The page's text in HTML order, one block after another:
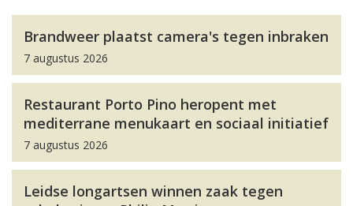
Brandweer plaatst camera's tegen inbraken
7 augustus 2026
Restaurant Porto Pino heropent met
mediterrane menukaart en sociaal initiatief
7 augustus 2026
Leidse longartsen winnen zaak tegen